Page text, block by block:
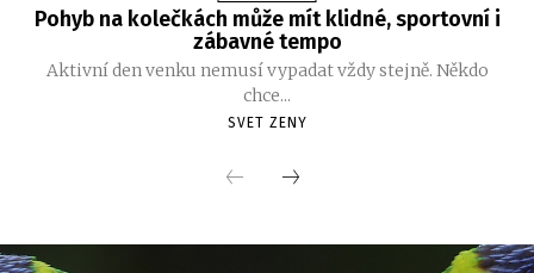
Pohyb na kolečkách může mít klidné, sportovní i
zábavné tempo
Aktivní den venku nemusí vypadat vždy stejně. Někdo
chce...
SVET ZENY